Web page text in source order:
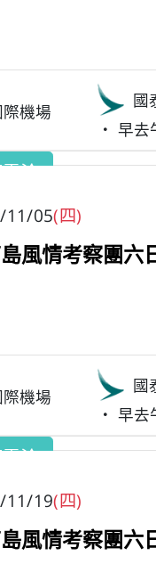
機場
國
早去
洽
11/05(四)
風情考察團六
機場
國
早去
洽
11/19(四)
風情考察團六